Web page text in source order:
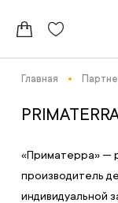
Главная
«Приматерра» —
производитель
индивидуальной